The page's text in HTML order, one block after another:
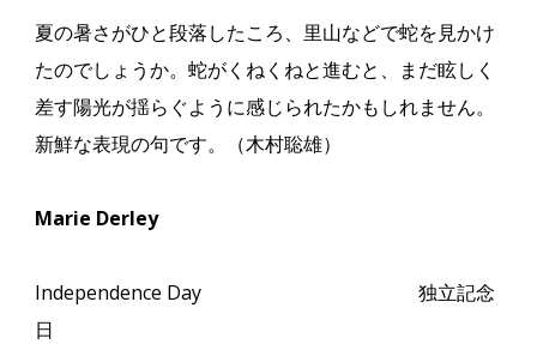
夏の暑さがひと段落したころ、里山などで蛇を見かけ
たのでしょうか。蛇がくねくねと進むと、まだ眩しく
差す陽光が揺らぐように感じられたかもしれません。
新鮮な表現の句です。（木村聡雄）
Marie Derley
Independence Day
独立記念
日